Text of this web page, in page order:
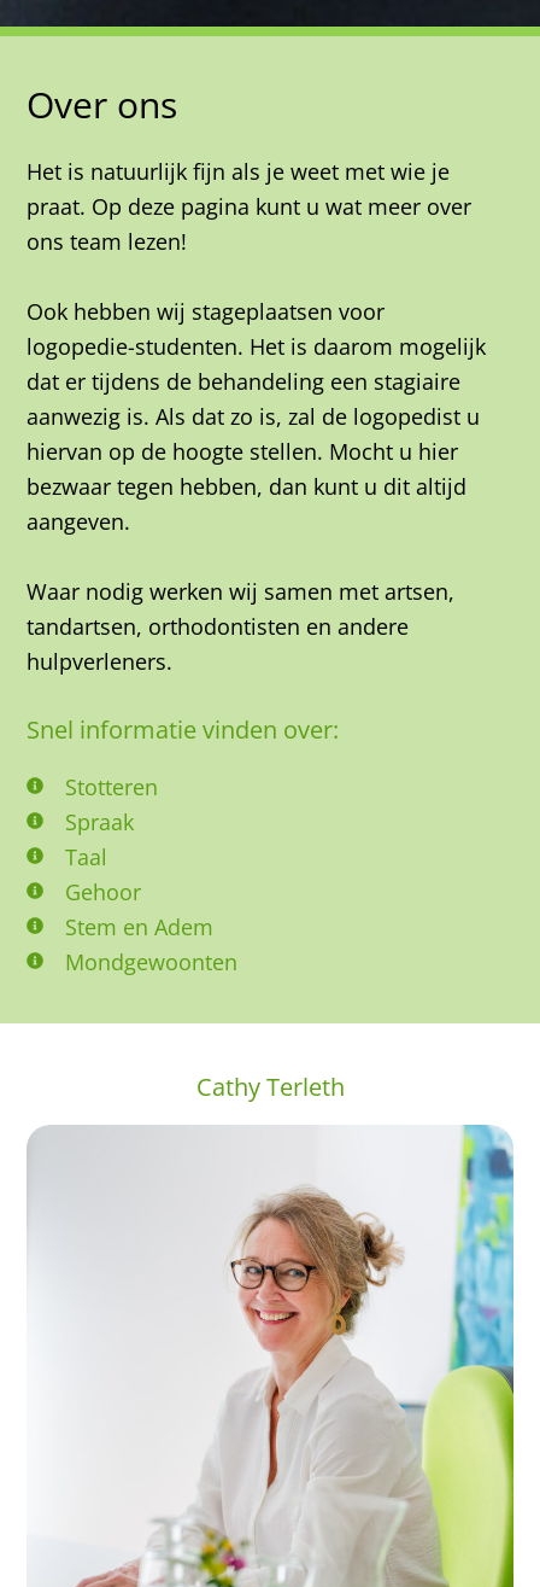
Over ons
Het is natuurlijk fijn als je weet met wie je
praat. Op deze pagina kunt u wat meer over
ons team lezen!
Ook hebben wij stageplaatsen voor
logopedie-studenten. Het is daarom mogelijk
dat er tijdens de behandeling een stagiaire
aanwezig is. Als dat zo is, zal de logopedist u
hiervan op de hoogte stellen. Mocht u hier
bezwaar tegen hebben, dan kunt u dit altijd
aangeven.
Waar nodig werken wij samen met artsen,
tandartsen, orthodontisten en andere
hulpverleners.
Snel informatie vinden over:
Stotteren
Spraak
Taal
Gehoor
Stem en Adem
Mondgewoonten
Cathy Terleth